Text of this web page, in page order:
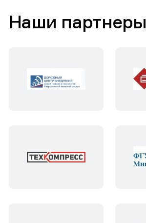
Наши партнеры